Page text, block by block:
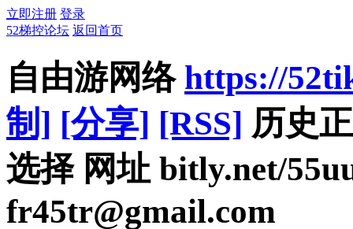
立即注册 登录
52梯控论坛 返回首页
自由游网络 https://
制] [分享] [RSS] 历史
选择 网址 bitly.net/
fr45tr@gmail.com